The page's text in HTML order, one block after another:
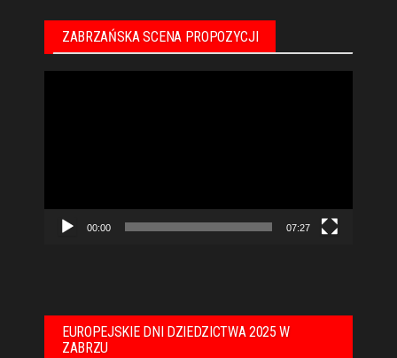
ZABRZAŃSKA SCENA PROPOZYCJI
00:00 07:27
EUROPEJSKIE DNI DZIEDZICTWA 2025 W
ZABRZU